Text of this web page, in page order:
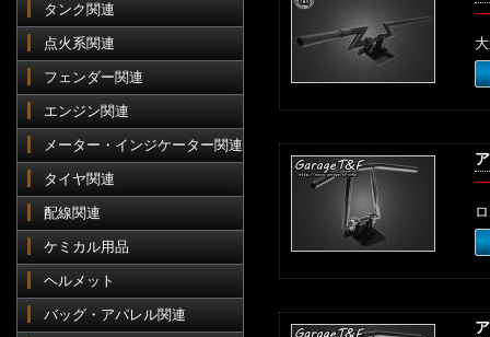
タンク関連
点火系関連
フェンダー関連
エンジン関連
メーター・インジケーター関連
タイヤ関連
配線関連
ケミカル用品
ヘルメット
バッグ・アパレル関連